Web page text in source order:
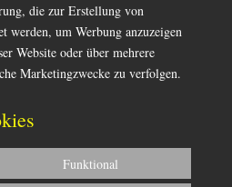
die zur Erstellung von
werden, um Werbung anzuzeigen
Website oder über mehrere
Marketingzwecke zu verfolgen.
Funktional